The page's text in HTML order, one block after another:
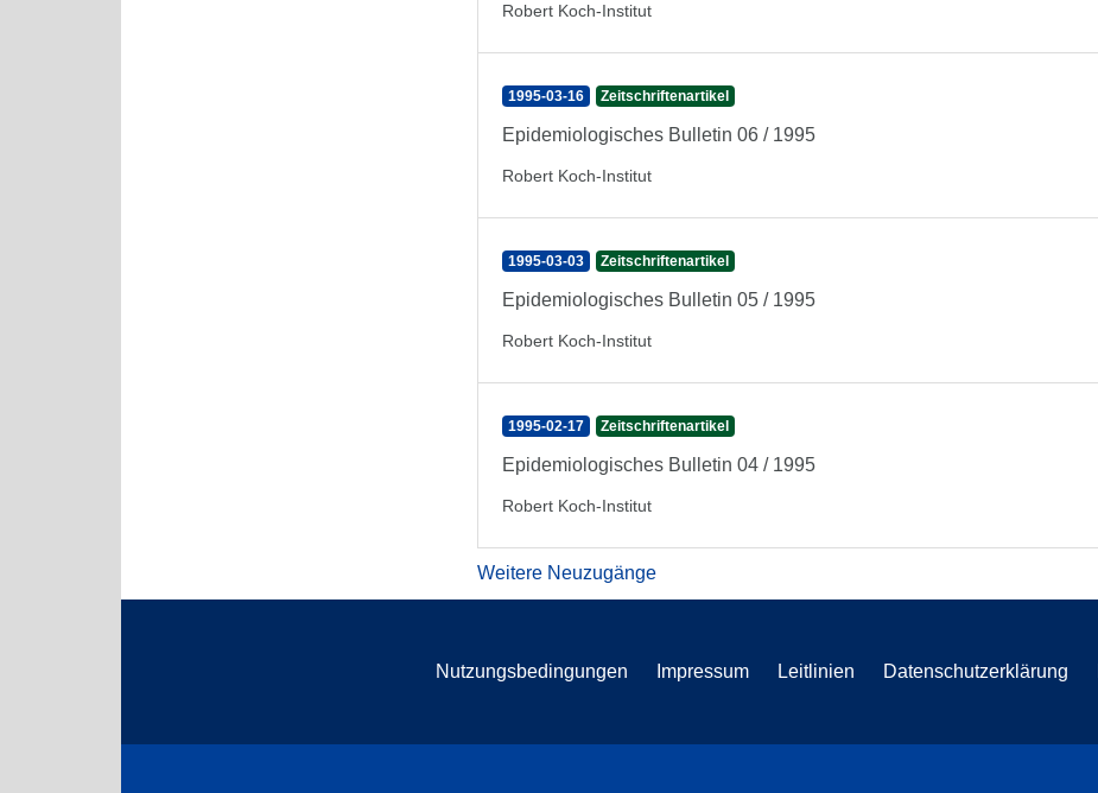
Robert Koch-Institut
1995-03-16 Zeitschriftenartikel
Epidemiologisches Bulletin 06 / 1995
Robert Koch-Institut
1995-03-03 Zeitschriftenartikel
Epidemiologisches Bulletin 05 / 1995
Robert Koch-Institut
1995-02-17 Zeitschriftenartikel
Epidemiologisches Bulletin 04 / 1995
Robert Koch-Institut
Weitere Neuzugänge
Nutzungsbedingungen Impressum Leitlinien Datenschutzerklärung